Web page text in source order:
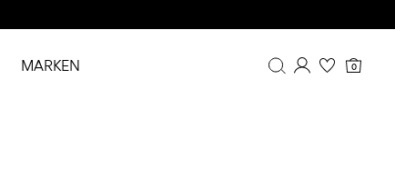
0
MARKEN